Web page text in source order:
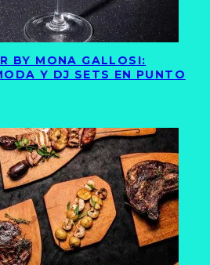
BY MONA GALLOSI:
Y DJ SETS EN PUNTO